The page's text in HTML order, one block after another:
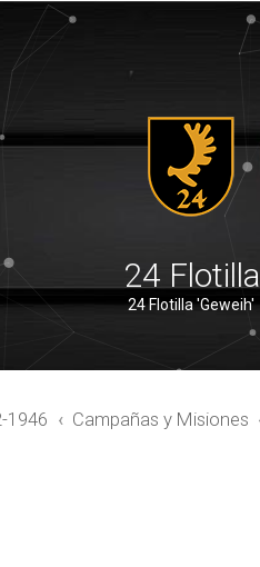
24 Flotilla
24 Flotilla 'Geweih'
1946 Campañas y Misiones